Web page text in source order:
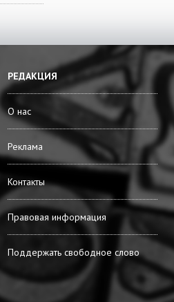
РЕДАКЦИЯ
О нас
Реклама
Контакты
Правовая информация
Поддержать свободное слово